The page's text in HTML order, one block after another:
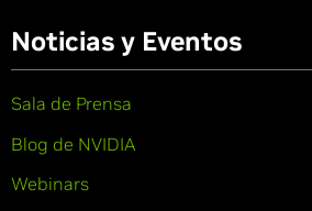
Noticias y Eventos
Sala de Prensa
Blog de NVIDIA
Webinars